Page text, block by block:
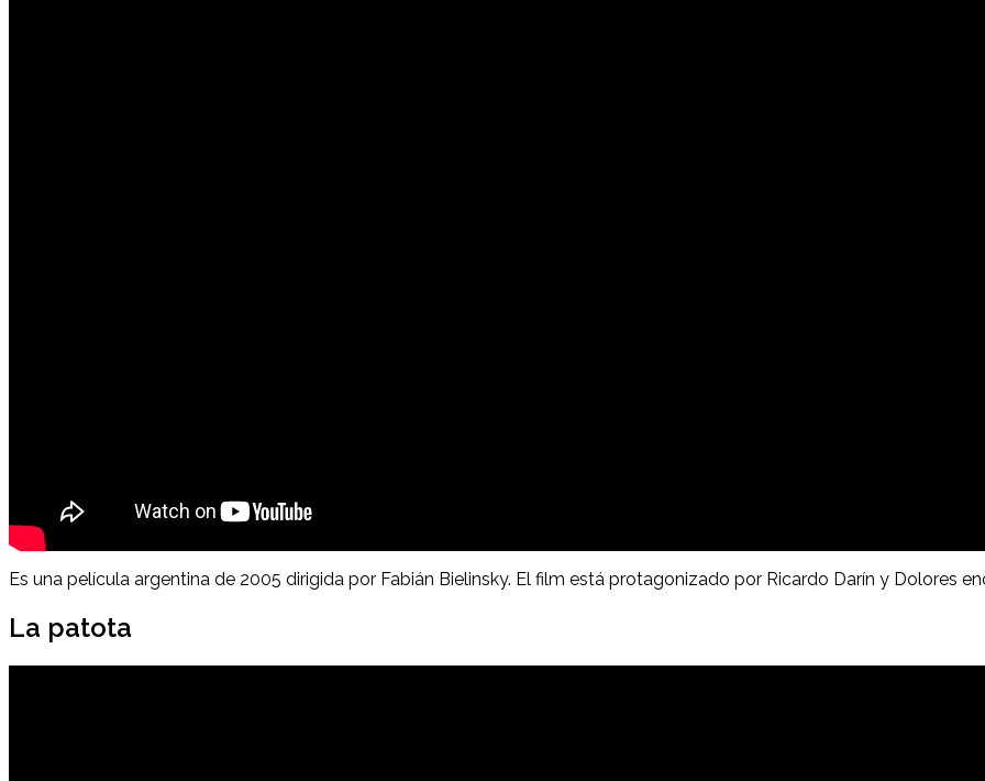
Es una película argentina de 2005 dirigida por Fabián Bielinsky. El film está protagonizado por Ricardo Darín y Dolores
La patota